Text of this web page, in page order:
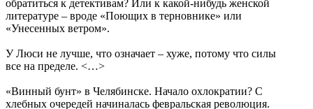
обратиться к детективам? Или к какой-нибудь женской
литературе – вроде «Поющих в терновнике» или
«Унесенных ветром».
У Люси не лучше, что означает – хуже, потому что силы
все на пределе. <…>
«Винный бунт» в Челябинске. Начало охлократии? С
хлебных очередей начиналась февральская революция.